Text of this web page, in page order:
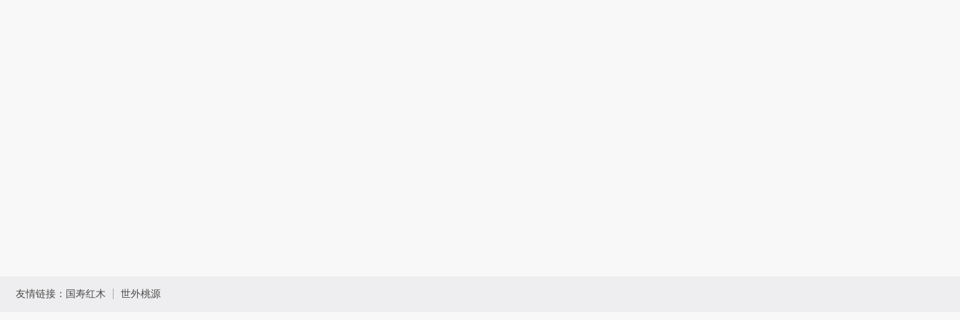
友情链接： 国寿红木 世外桃源